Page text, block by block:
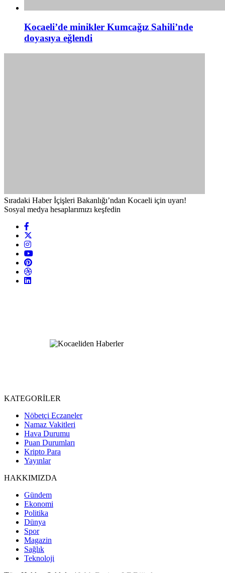
Kocaeli’de minikler Kumcağız Sahili’nde
doyasıya eğlendi
Sıradaki Haber İçişleri Bakanlığı’ndan Kocaeli için uyarı!
Sosyal medya hesaplarımızı keşfedin
KATEGORİLER
Nöbetçi Eczaneler
Namaz Vakitleri
Hava Durumu
Puan Durumları
Kripto Para
Yayınlar
HAKKIMIZDA
Gündem
Ekonomi
Politika
Dünya
Spor
Magazin
Sağlık
Teknoloji